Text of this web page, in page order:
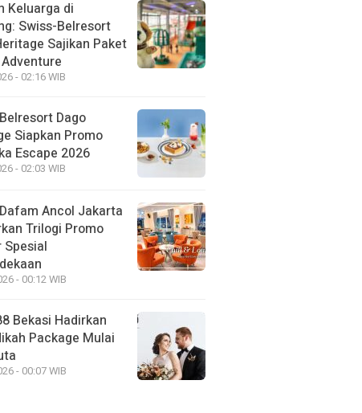
Keluarga di
Swiss-Belresort
Sajikan Paket
- 02:16 WIB
Dago
Siapkan Promo
Escape 2026
- 02:03 WIB
Ancol Jakarta
Trilogi Promo
Spesial
- 00:12 WIB
Bekasi Hadirkan
Package Mulai
- 00:07 WIB